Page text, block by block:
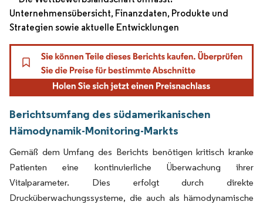
Unternehmensübersicht, Finanzdaten, Produkte und
Strategien sowie aktuelle Entwicklungen
Berichtsumfang des südamerikanischen
Hämodynamik-Monitoring-Markts
Gemäß dem Umfang des Berichts benötigen kritisch kranke
Patienten eine kontinuierliche Überwachung ihrer
Vitalparameter. Dies erfolgt durch direkte
Drucküberwachungssysteme, die auch als hämodynamische